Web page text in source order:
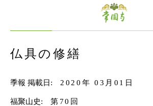
仏具の修繕
季報 掲載日: 2020年 03月01日
福聚山史: 第70回